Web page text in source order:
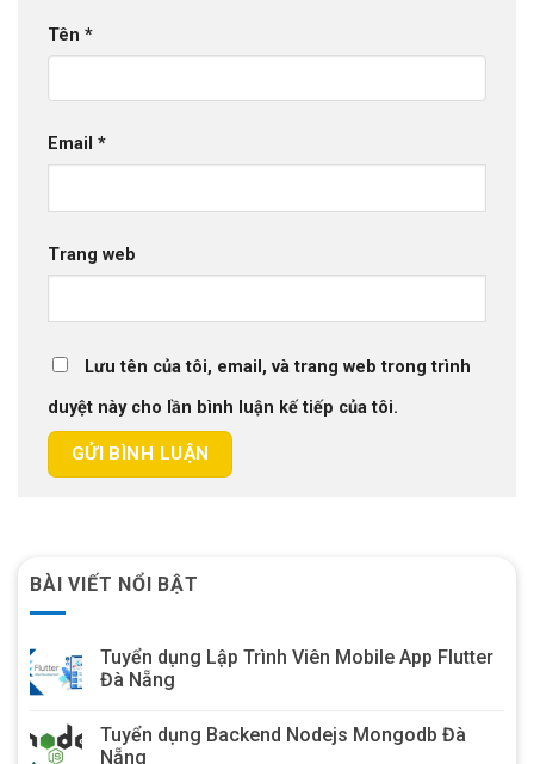
Tên *
Email *
Trang web
Lưu tên của tôi, email, và trang web trong trình
duyệt này cho lần bình luận kế tiếp của tôi.
BÀI VIẾT NỔI BẬT
Tuyển dụng Lập Trình Viên Mobile App Flutter
Đà Nẵng
Tuyển dụng Backend Nodejs Mongodb Đà
Nẵng